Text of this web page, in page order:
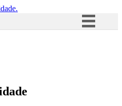
Acesso à informação